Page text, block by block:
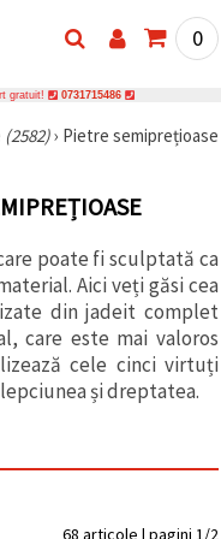
0
gratuit! 0731715486
(2582)› Pietre semiprețioase
poate fi sculptată ca
Aici veți găsi cea
din jadeit complet
care este mai valoros
cele cinci virtuți
și dreptatea.
68 articole | pagini 1/2